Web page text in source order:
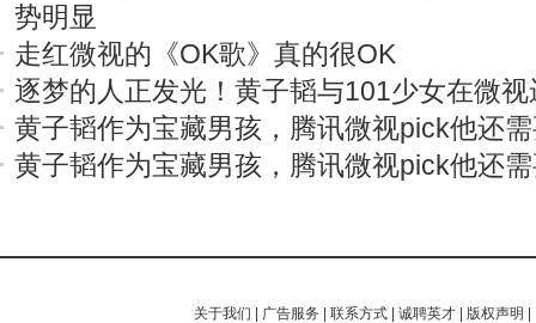
势明显
走红微视的《OK歌》真的很OK
逐梦的人正发光！黄子韬与101少女在微
黄子韬作为宝藏男孩，腾讯微视pick他还
黄子韬作为宝藏男孩，腾讯微视pick他还
关于我们 广告服务 |联系方式 |诚聘英才 版权声明